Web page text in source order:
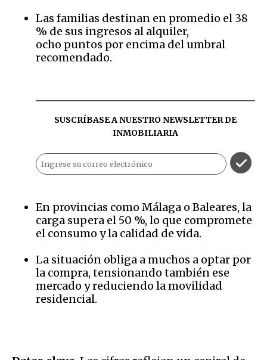
Las familias destinan en promedio el 38
% de sus ingresos al alquiler,
ocho puntos por encima del umbral
recomendado.
SUSCRÍBASE A NUESTRO NEWSLETTER DE
INMOBILIARIA
En provincias como Málaga o Baleares, la
carga supera el 50 %, lo que compromete
el consumo y la calidad de vida.
La situación obliga a muchos a optar por
la compra, tensionando también ese
mercado y reduciendo la movilidad
residencial.